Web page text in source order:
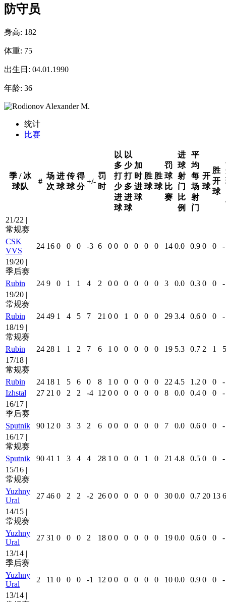
防守员
身高: 182
体重: 75
出生日: 04.01.1990
年龄: 36
统计
比赛
季 / 冰
球队
#
场
次
进
球
传
球
得
分
+/-
罚
时
以
多
打
少
进
球
以
少
打
多
进
球
加
时
进
球
胜
球
胜
球
罚
球
比
赛
进
球
射
门
比
例
平
均
每
场
射
门
开
球
胜
开
球
21/22 |
常规赛
CSK
VVS
24 16 0 0 0 -3 6 0 0 0 0 0 0 14 0.0 0.9 0 0
-
19/20 |
季后赛
Rubin
24 9 0 1 1 4 2 0 0 0 0 0 0 3 0.0 0.3 0 0
-
19/20 |
常规赛
Rubin
24 49 1 4 5 7 21 0 0 1 0 0 0 29 3.4 0.6 0 0
-
18/19 |
常规赛
Rubin
24 28 1 1 2 7 6 1 0 0 0 0 0 19 5.3 0.7 2 1
17/18 |
常规赛
Rubin
24 18 1 5 6 0 8 1 0 0 0 0 0 22 4.5 1.2 0 0
-
Izhstal
27 21 0 2 2 -4 12 0 0 0 0 0 0 8 0.0 0.4 0 0
-
16/17 |
季后赛
Sputnik
90 12 0 3 3 2 6 0 0 0 0 0 0 7 0.0 0.6 0 0
-
16/17 |
常规赛
Sputnik
90 41 1 3 4 4 28 1 0 0 0 1 0 21 4.8 0.5 0 0
-
15/16 |
常规赛
Yuzhny
Ural
27 46 0 2 2 -2 26 0 0 0 0 0 0 30 0.0 0.7 20 13
14/15 |
常规赛
Yuzhny
Ural
27 31 0 0 0 2 18 0 0 0 0 0 0 19 0.0 0.6 0 0
-
13/14 |
季后赛
Yuzhny
Ural
2 11 0 0 0 -1 12 0 0 0 0 0 0 10 0.0 0.9 0 0
-
13/14 |